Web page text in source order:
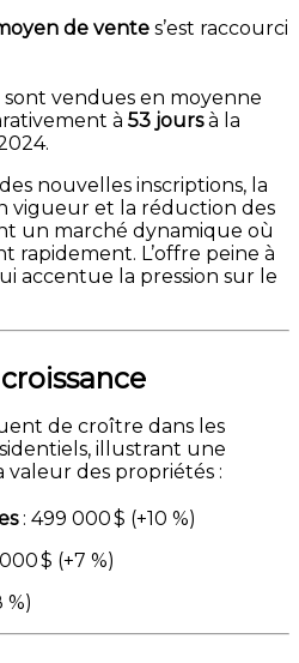
de vente s’est raccourci
sont vendues en moyenne
à 53 joursà la
nouvelles inscriptions, la
vigueur et la réduction des
un marché dynamique où
rapidement. L’offre peine à
accentue la pression sur le
de croître dans les
illustrant une
valeur des propriétés :
: 499 000 $ (+10 %)
$ (+7 %)
%)